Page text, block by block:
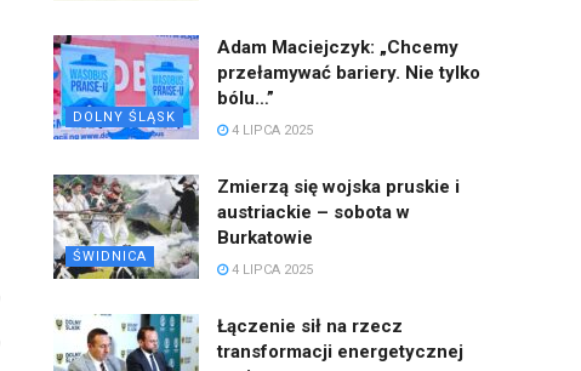
DOLNY ŚLĄSK
Adam Maciejczyk: „Chcemy
przełamywać bariery. Nie tylko
bólu…”
4 LIPCA 2025
ŚWIDNICA
Zmierzą się wojska pruskie i
austriackie – sobota w
Burkatowie
4 LIPCA 2025
Łączenie sił na rzecz
transformacji energetycznej